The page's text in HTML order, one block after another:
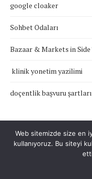
google cloaker
Sohbet Odaları
Bazaar & Markets in
klinik yonetim yazilimi
doçentlik başvuru şartları
Tüm
Web sitemizde size en
kullanıyoruz. Bu siteyi